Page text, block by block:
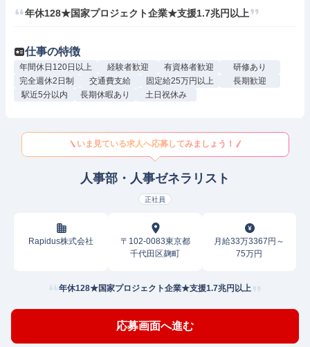
年休128★国家プロジェクト企業★支援1.7兆円以上
仕事の特徴
年間休日120日以上 経験者歓迎 有資格者歓迎
研修あり
完全週休2日制
交通費支給 固定給25万円以上
長期歓迎
駅近5分以内
長期休暇あり 土日祝休み
いま見ている求人へ応募してみましょう！
人事部・人事ゼネラリスト
正社員
Rapidus株式会社
〒102-0083東京都
千代田区麹町
月給33万3367円～
75万円
年休128★国家プロジェクト企業★支援1.7兆円以上
応募画面へ進む